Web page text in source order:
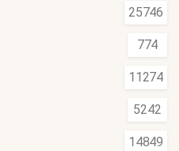
25746
774
11274
5242
14849